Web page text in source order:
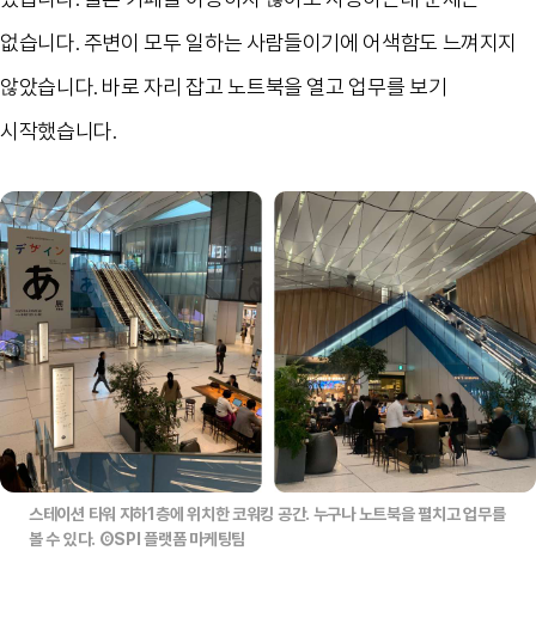
없습니다.주변이 모두 일하는 사람들이기에 어색함도 느껴지지
않았습니다. 바로 자리 잡고 노트북을 열고 업무를 보기
시작했습니다.
스테이션 타워 지하1층에 위치한 코워킹 공간. 누구나 노트북을 펼치고 업무를
볼 수 있다. ⒸSPI 플랫폼 마케팅팀